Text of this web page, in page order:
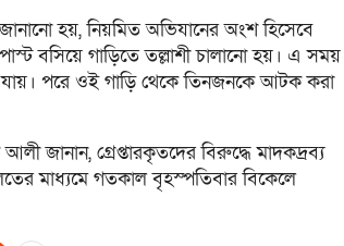
জানানো হয়, নিয়মিত অভিযানের অংশ হিসেবে
বসিয়ে গাড়িতে তল্লাশী চালানো হয়। এ সময়
যায়। পরে ওই গাড়ি থেকে তিনজনকে আটক করা
জানান, গ্রেপ্তারকৃতদের বিরুদ্ধে মাদকদ্রব্য
মাধ্যমে গতকাল বৃহস্পতিবার বিকেলে